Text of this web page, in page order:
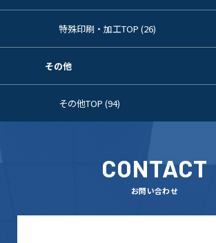
特殊印刷・加工TOP (26)
その他
その他TOP (94)
CONTACT
お問い合わせ